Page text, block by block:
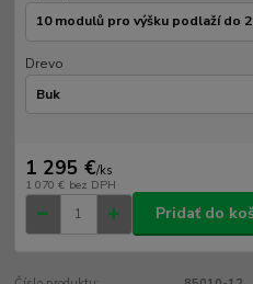
Drevo
1 295 €/ks
1 070 € bez DPH
Pridať do